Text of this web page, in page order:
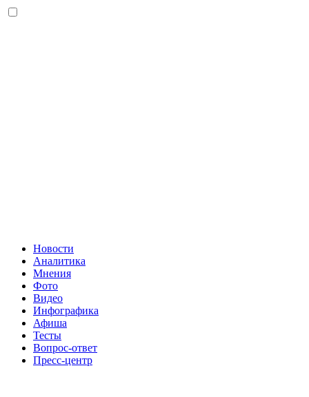
Новости
Аналитика
Мнения
Фото
Видео
Инфографика
Афиша
Тесты
Вопрос-ответ
Пресс-центр